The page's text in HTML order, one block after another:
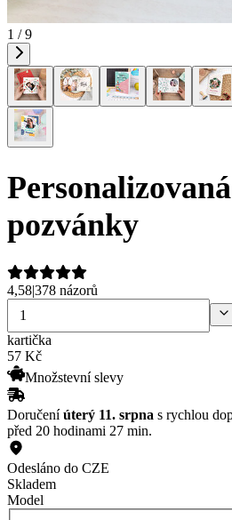
1 / 9
pozvánky
4,58|378 názorů
kartička
57 Kč
Množstevní slevy
Doručeníúterý 11. srpna s rychlou
před 20 hodinami 27 min.
Odesláno do CZE
Skladem
Model